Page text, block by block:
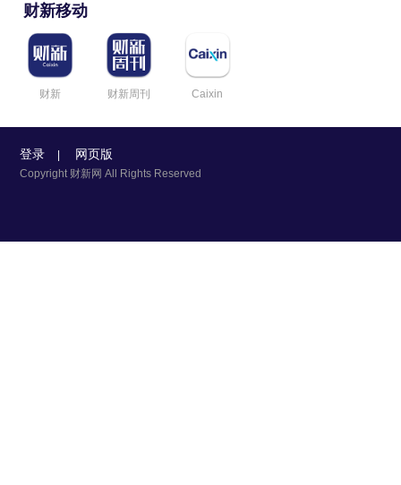
财新移动
财新 财新周刊 Caixin
登录 | 网页版
Copyright 财新网 All Rights Reserved